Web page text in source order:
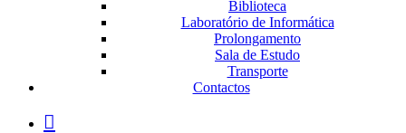
Biblioteca
Laboratório de Informática
Prolongamento
Sala de Estudo
Transporte
Contactos
facebook
instagram
medium